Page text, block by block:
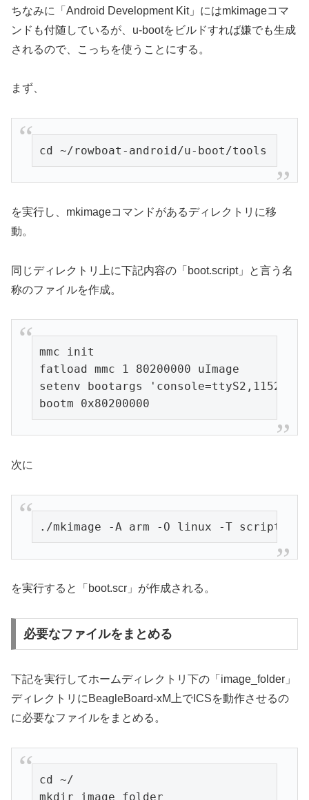
ちなみに「Android Development Kit」にはmkimageコマ
ンドも付随しているが、u-bootをビルドすれば嫌でも生成
されるので、こっちを使うことにする。
まず、
cd ~/rowboat-android/u-boot/tools
を実行し、mkimageコマンドがあるディレクトリに移
動。
同じディレクトリ上に下記内容の「boot.script」と言う名
称のファイルを作成。
mmc init
fatload mmc 1 80200000 uImage
setenv bootargs
bootm 0x80200000
次に
./mkimage -A arm -O linux -T script -
を実行すると「boot.scr」が作成される。
必要なファイルをまとめる
下記を実行してホームディレクトリ下の「image_folder」
ディレクトリにBeagleBoard-xM上でICSを動作させるの
に必要なファイルをまとめる。
cd ~/
mkdir image_folder